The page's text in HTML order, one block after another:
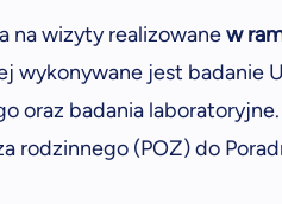
na wizyty realizowanew
wykonywane jest badanie
oraz badania
rodzinnego (POZ) do